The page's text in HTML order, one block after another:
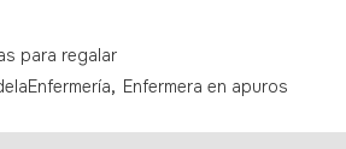
para regalar
, Enfermera en apuros